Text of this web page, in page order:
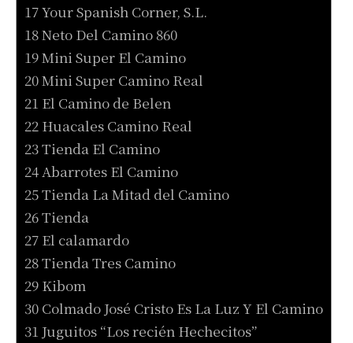
17 Your Spanish Corner, S.L.
18 Neto Del Camino 860
19 Mini Super El Camino
20 Mini Super Camino Real
21 El Camino de Belen
22 Huacales Camino Real
23 Tienda El Camino
24 Abarrotes El Camino
25 Tienda La Mitad del Camino
26 Tienda
27 El calamardo
28 Tienda Tres Camino
29 Kibom
30 Colmado José Cristo Es La Luz Y El Camino
31 Juguitos “Los recién Hechecitos”